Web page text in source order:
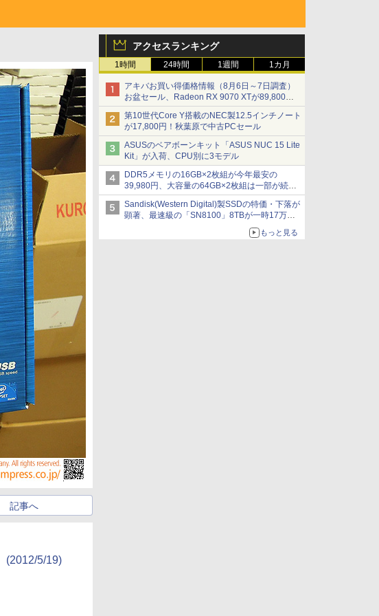
アクセスランキング
1時間 24時間 1週間 1カ月
アキバお買い得価格情報（8月6日～7日調査）
お盆セール、Radeon RX 9070 XTが89,800
円、水平周波数24.8kHz対応の17型モニターが
9,801円、暑さ指数連動セール ほか
第10世代Core Y搭載のNEC製12.5インチノート
が17,800円！秋葉原で中古PCセール
ASUSのベアボーンキット「ASUS NUC 15 Lite
Kit」が入荷、CPU別に3モデル
DDR5メモリの16GB×2枚組が今年最安の
39,980円、大容量の64GB×2枚組は一部が続騰
[8月前半のメモリ価格]
Sandisk(Western Digital)製SSDの特価・下落が
顕著、最速級の「SN8100」8TBが一時17万円
もっと見る
記事へ
(2012/5/19)